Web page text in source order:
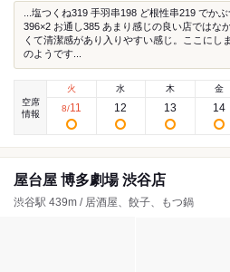
...塩つくね319 手羽串198 ど根性串219 でか
396×2 お通し385 あまり感じの良い店ではな
くて清潔感があり入りやすい感じ。ここにし
のようです...
空席
情報
火
8/11
水
12
木
13
金
14
屋台屋 博多劇場 渋谷店
渋谷駅 439m / 居酒屋、餃子、もつ鍋